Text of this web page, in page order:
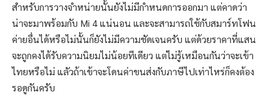
สำหรับการวางจำหน่ายนั้นยังไม่มีกำหนดการออกมา แต่คาดว่า
น่าจะมาพร้อมกับ Mi 4 แน่นอน และจะสามารถใช้กับสมาร์ทโฟน
ค่ายอื่นได้หรือไม่นั้นก็ยังไม่มีความชัดเจนครับ แต่ด้วยราคาที่แสน
จะถูกคงได้รับความนิยมไม่น้อยทีเดียว แต่ไม่รู้เหมือนกันว่าจะเข้า
ไทยหรือไม่ แลัวถ้าเข้าจะโดนค่าขนส่งกับภาษีไปเท่าไหร่ก็คงต้อง
รอดูกันครับ